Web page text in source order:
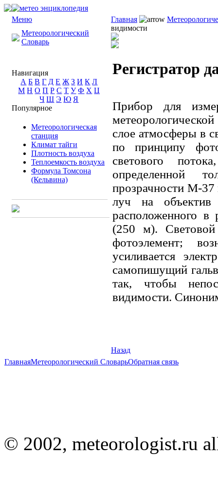
Меню
Метеорологический
Словарь
Навигация
А Б В Г Д Е Ж З И К Л
М Н О П Р С Т У Ф Х Ц
Ч Ш Э Ю Я
Популярное
Метеорологическая
станция
Климат тайги
Плотность воздуха
Теплоемкость воздуха
Формула Томсона
(Кельвина)
Главная
видимости
Регистратор
Прибор для
слое атмосферы в
по принципу
светового
определенной
прозрачности М-37
луч на объектив
расположенного в
(250 м). Световой
фотоэлемент;
усиливается
самопишущий
так, чтобы
видимости.
Назад
ГлавнаяМетеорологический СловарьОбратная связь
© 2002, meteorologist.ru